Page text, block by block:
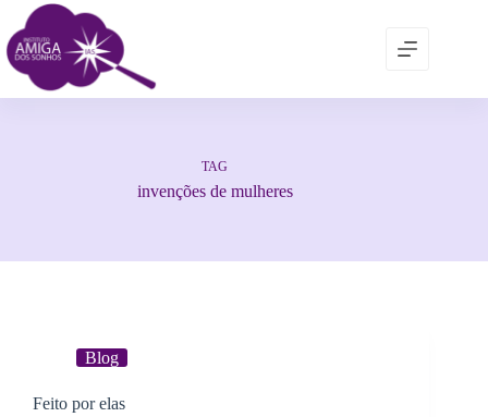
TAG
invenções de mulheres
Blog
Feito por elas